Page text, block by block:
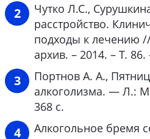
Чутко Л.С.,
расстройство.
подходы к лечению
архив. – 2014. – Т.
Портнов А. А.,
алкоголизма. — Л.:
368 с.
Алкогольное бремя